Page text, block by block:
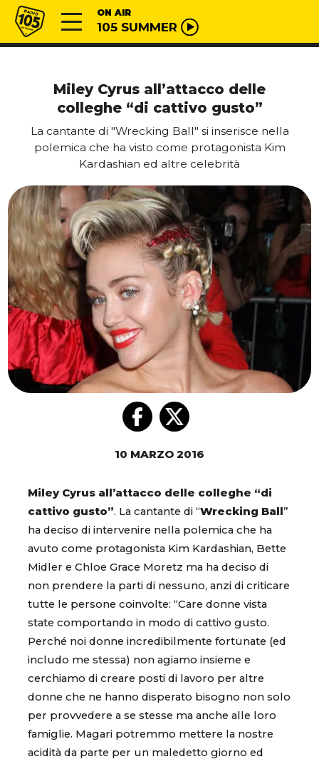
Vai al contenuto
Radio 105 ON AIR
105 SUMMER
Miley Cyrus all’attacco delle
colleghe “di cattivo gusto”
La cantante di "Wrecking Ball" si inserisce nella
polemica che ha visto come protagonista Kim
Kardashian ed altre celebrità
10 MARZO 2016
Miley Cyrus all’attacco delle colleghe “di
cattivo gusto”. La cantante di “Wrecking Ball ”
ha deciso di intervenire nella polemica che ha
avuto come protagonista Kim Kardashian, Bette
Midler e Chloe Grace Moretz ma ha deciso di
non prendere la parti di nessuno, anzi di criticare
tutte le persone coinvolte: “Care donne vista
state comportando in modo di cattivo gusto.
Perché noi donne incredibilmente fortunate (ed
includo me stessa) non agiamo insieme e
cerchiamo di creare posti di lavoro per altre
donne che ne hanno disperato bisogno non solo
per provvedere a se stesse ma anche alle loro
famiglie. Magari potremmo mettere la nostre
acidità da parte per un maledetto giorno ed